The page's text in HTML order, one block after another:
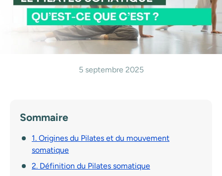
5 septembre 2025
Sommaire
1. Origines du Pilates et du mouvement
somatique
2. Définition du Pilates somatique